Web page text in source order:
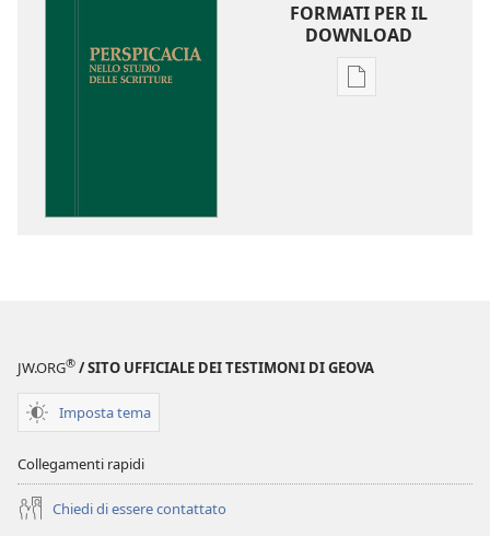
FORMATI PER IL
DOWNLOAD
Opzioni
JW.ORG® / SITO UFFICIALE DEI TESTIMONI DI GEOVA
Imposta tema
Collegamenti rapidi
Chiedi di essere contattato